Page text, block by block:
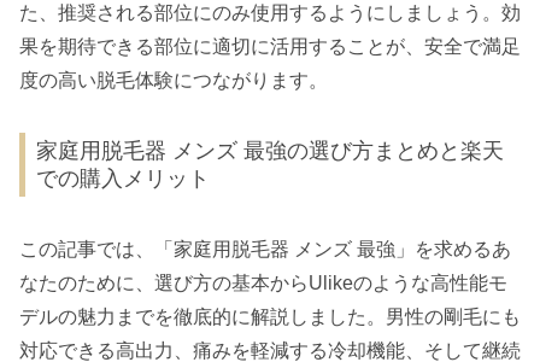
た、推奨される部位にのみ使用するようにしましょう。効
果を期待できる部位に適切に活用することが、安全で満足
度の高い脱毛体験につながります。
家庭用脱毛器 メンズ 最強の選び方まとめと楽天
での購入メリット
この記事では、「家庭用脱毛器 メンズ 最強」を求めるあ
なたのために、選び方の基本からUlikeのような高性能モ
デルの魅力までを徹底的に解説しました。男性の剛毛にも
対応できる高出力、痛みを軽減する冷却機能、そして継続